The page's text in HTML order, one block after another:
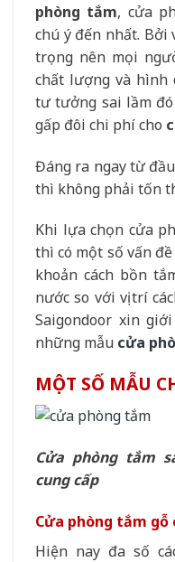
phòng tắm, cửa
chú ý đến nhất. Bởi
trọng nên mọi
chất lượng và hình
tư tưởng sai lầm
gấp đôi chi phí cho
Đáng ra ngay từ
thì không phải tốn
Khi lựa chọn cửa
thì có một số vấn
khoản cách bồn
nước so với vị trí
Saigondoor xin
những mẫu cửa
MỘT SỐ MẪU
Cửa phòng tắm
cung cấp
Cửa phòng tắm gỗ
Hiện nay đa số